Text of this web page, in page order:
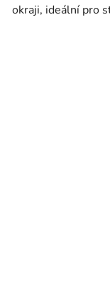
okraji, ideální pro